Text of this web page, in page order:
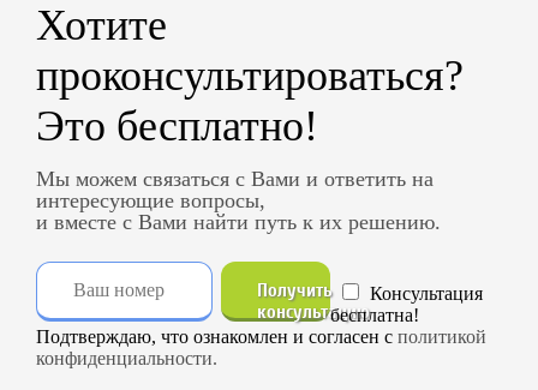
Хотите
проконсультироваться?
Это бесплатно!
Мы можем связаться с Вами и ответить на
интересующие вопросы,
и вместе с Вами найти путь к их решению.
Получить
консультацию
Консультация
бесплатна!
Подтверждаю, что ознакомлен и согласен с политикой
конфиденциальности.